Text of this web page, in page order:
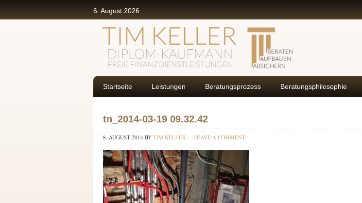
6. August 2026
Startseite Leistungen Beratungsprozess Beratungsphilosophie
tn_2014-03-19 09.32.42
8. AUGUST 2014 BY TIM KELLER LEAVE A COMMENT